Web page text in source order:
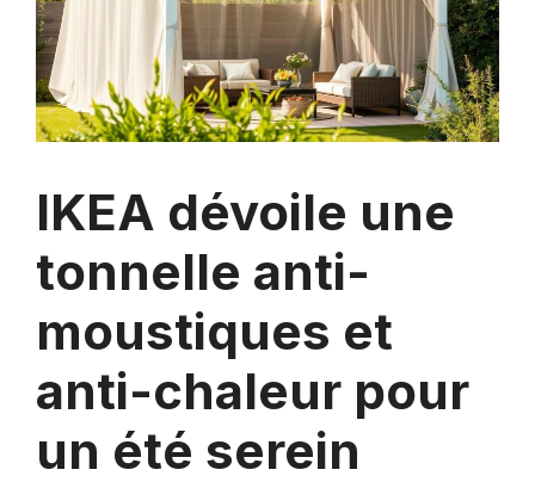
IKEA dévoile une
tonnelle anti-
moustiques et
anti-chaleur pour
un été serein